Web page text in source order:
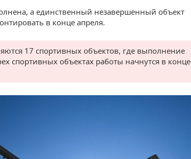
а единственный незавершенный объект
в конце апреля.
17 спортивных объектов, где выполнение
спортивных объектах работы начнутся в конце